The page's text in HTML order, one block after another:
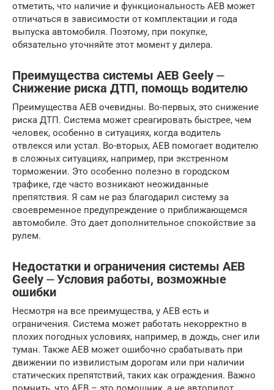
отметить, что наличие и функциональность AEB может
отличаться в зависимости от комплектации и года
выпуска автомобиля. Поэтому, при покупке,
обязательно уточняйте этот момент у дилера.
Преимущества системы AEB Geely ⏤
Снижение риска ДТП, помощь водителю
Преимущества AEB очевидны. Во-первых, это снижение
риска ДТП. Система может среагировать быстрее, чем
человек, особенно в ситуациях, когда водитель
отвлекся или устал. Во-вторых, AEB помогает водителю
в сложных ситуациях, например, при экстренном
торможении. Это особенно полезно в городском
трафике, где часто возникают неожиданные
препятствия. Я сам не раз благодарил систему за
своевременное предупреждение о приближающемся
автомобиле. Это дает дополнительное спокойствие за
рулем.
Недостатки и ограничения системы AEB
Geely ⏤ Условия работы, возможные
ошибки
Несмотря на все преимущества, у AEB есть и
ограничения. Система может работать некорректно в
плохих погодных условиях, например, в дождь, снег или
туман. Также AEB может ошибочно срабатывать при
движении по извилистым дорогам или при наличии
статических препятствий, таких как ограждения. Важно